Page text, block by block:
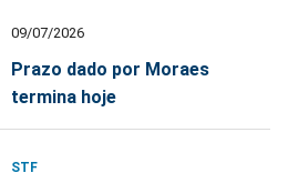
09/07/2026
Prazo dado por Moraes
termina hoje
STF